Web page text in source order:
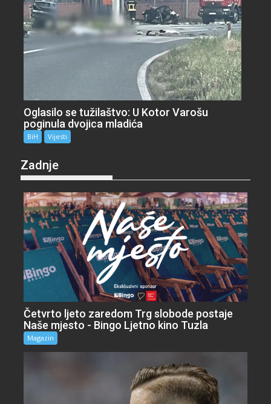
Oglasilo se tužilaštvo: U Kotor Varošu
poginula dvojica mladića
BiH Vijesti
Zadnje
Četvrto ljeto zaredom Trg slobode postaje
Naše mjesto - Bingo Ljetno kino Tuzla
Magazin